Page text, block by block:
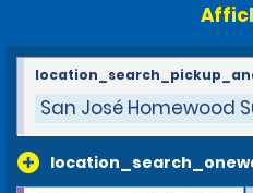
San José Homewood